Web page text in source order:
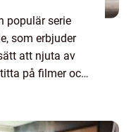
populär serie
som erbjuder
att njuta av
på filmer och